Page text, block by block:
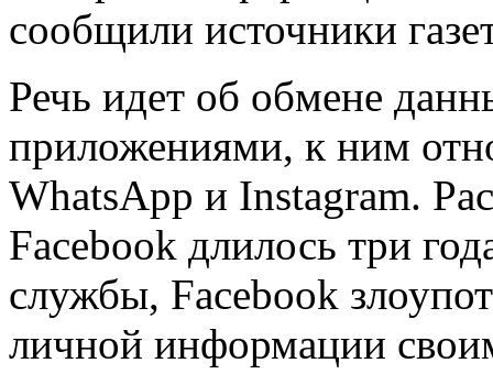
сообщили источники
Речь идет об обмене
приложениями, к ним
WhatsApp и Instagram.
Facebook длилось три
службы, Facebook
личной информации